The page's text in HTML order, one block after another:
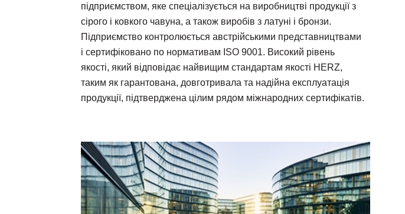
підприємством, яке спеціалізується на виробництві продукції з
сірого і ковкого чавуна, а також виробів з латуні і бронзи.
Підприємство контролюється австрійськими представництвами
і сертифіковано по нормативам ISO 9001. Високий рівень
якості, який відповідає найвищим стандартам якості HERZ,
таким як гарантована, довготривала та надійна експлуатація
продукції, підтверджена цілим рядом міжнародних сертифікатів.